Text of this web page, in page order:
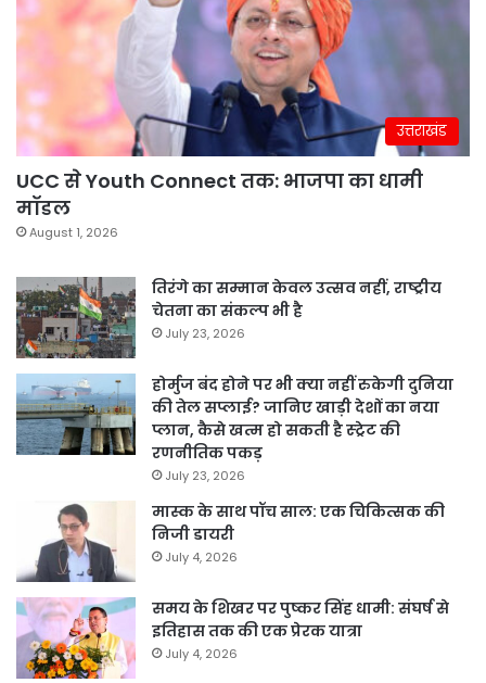
उत्तराखंड
UCC से Youth Connect तक: भाजपा का धामी
मॉडल
August 1, 2026
तिरंगे का सम्मान केवल उत्सव नहीं, राष्ट्रीय
चेतना का संकल्प भी है
July 23, 2026
होर्मुज बंद होने पर भी क्या नहीं रुकेगी दुनिया
की तेल सप्लाई? जानिए खाड़ी देशों का नया
प्लान, कैसे खत्म हो सकती है स्ट्रेट की
रणनीतिक पकड़
July 23, 2026
मास्क के साथ पॉच साल: एक चिकित्सक की
निजी डायरी
July 4, 2026
समय के शिखर पर पुष्कर सिंह धामी: संघर्ष से
इतिहास तक की एक प्रेरक यात्रा
July 4, 2026